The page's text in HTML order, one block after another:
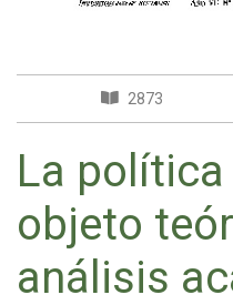
2873
La
objeto
análisis